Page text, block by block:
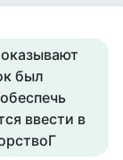
был
ввести в